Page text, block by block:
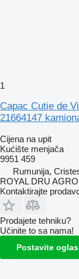
1
Capac Cutie de
21664147
Cijena na upit
Kućište menjača
9951 459
Rumunija,
ROYAL DRU
Kontaktirajte
Prodajete tehniku?
Učinite to sa nama!
Postavite oglas